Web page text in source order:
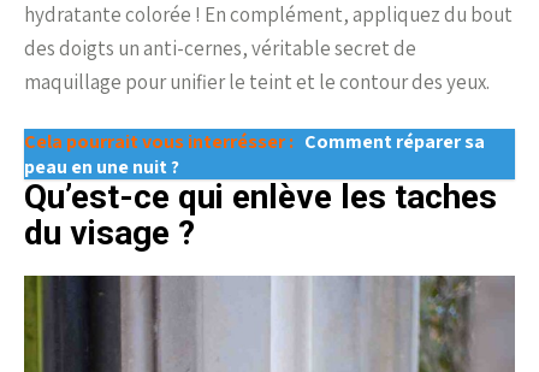
hydratante colorée ! En complément, appliquez du bout
des doigts un anti-cernes, véritable secret de
maquillage pour unifier le teint et le contour des yeux.
Cela pourrait vous interrésser : Comment réparer sa
peau en une nuit ?
Qu’est-ce qui enlève les taches
du visage ?